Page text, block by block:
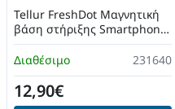
Διαθέσιμο 231640
Tellur FreshDot Μαγνητική
βάση στήριξης Smartphone
& Αρωματικό Αυτοκινήτου
(Blue)
12,90€